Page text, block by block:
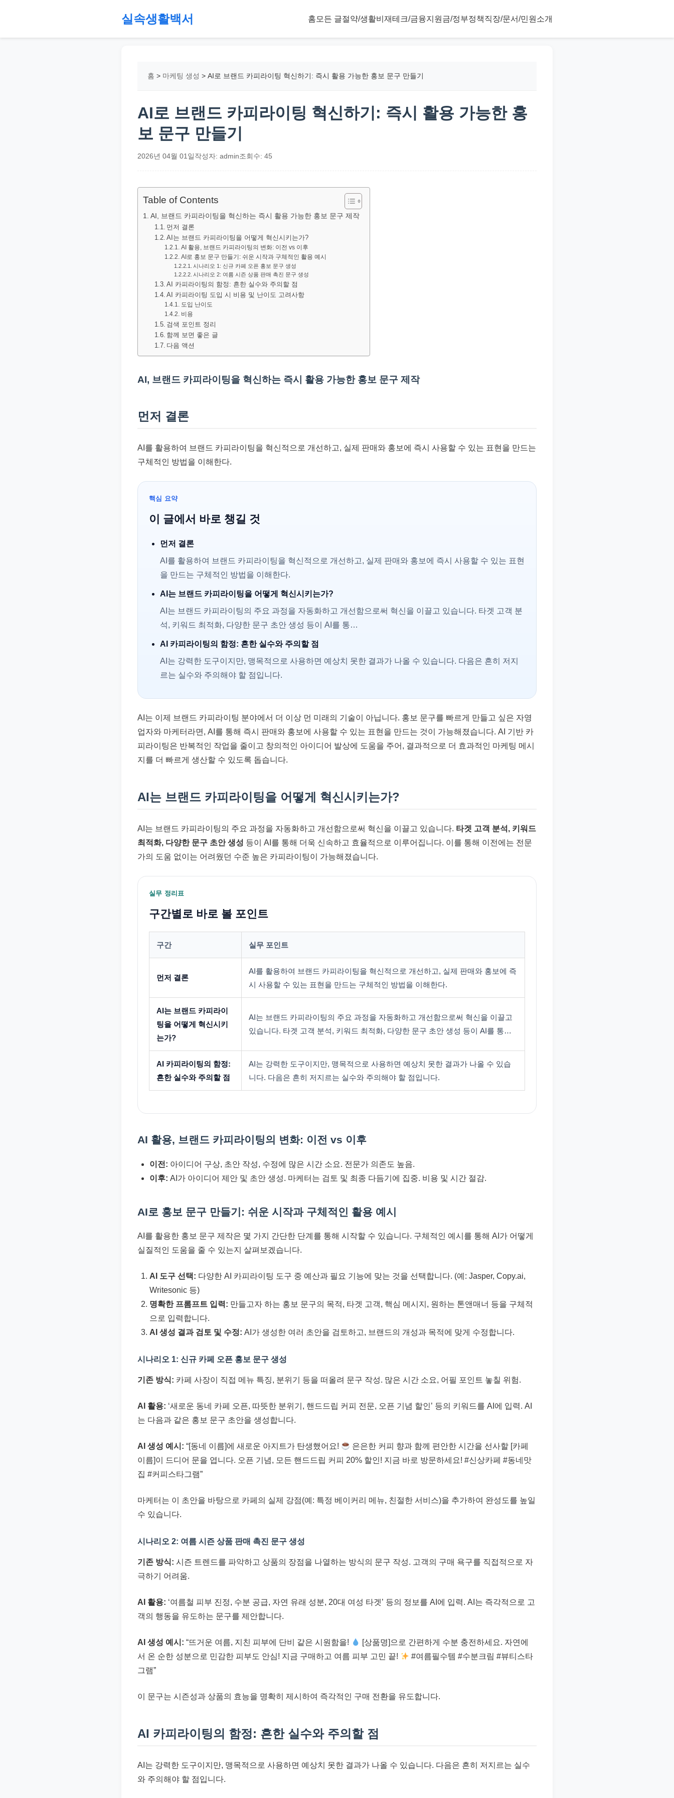
실속생활백서
절
홈 모든 글절약/생활비 재테크/금융지원금/정부정책직장/문서/민원 소개
홈 > 마케팅 생성 > AI로 브랜드 카피라이팅 혁신하기: 즉시 활용 가능한 홍보 문구 만들기
AI로 브랜드 카피라이팅 혁신하기: 즉시 활용 가능한 홍
보 문구 만들기
2026년 04월 01일작성자: admin조회수: 45
Table of Contents
AI, 브랜드 카피라이팅을 혁신하는 즉시 활용 가능한 홍보 문구 제작
먼저 결론
AI는 브랜드 카피라이팅을 어떻게 혁신시키는가?
AI 활용, 브랜드 카피라이팅의 변화: 이전 vs 이후
AI로 홍보 문구 만들기: 쉬운 시작과 구체적인 활용 예시
시나리오 1: 신규 카페 오픈 홍보 문구 생성
시나리오 2: 여름 시즌 상품 판매 촉진 문구 생성
AI 카피라이팅의 함정: 흔한 실수와 주의할 점
AI 카피라이팅 도입 시 비용 및 난이도 고려사항
도입 난이도
비용
검색 포인트 정리
함께 보면 좋은 글
다음 액션
AI, 브랜드 카피라이팅을 혁신하는 즉시 활용 가능한 홍보 문구 제작
먼저 결론
AI를 활용하여 브랜드 카피라이팅을 혁신적으로 개선하고, 실제 판매와 홍보에 즉시 사용할 수 있는 표현을 만드는
구체적인 방법을 이해한다.
핵심 요약
이 글에서 바로 챙길 것
먼저 결론
AI를 활용하여 브랜드 카피라이팅을 혁신적으로 개선하고, 실제 판매와 홍보에 즉시 사용할 수 있는 표현
을 만드는 구체적인 방법을 이해한다.
AI는 브랜드 카피라이팅을 어떻게 혁신시키는가?
AI는 브랜드 카피라이팅의 주요 과정을 자동화하고 개선함으로써 혁신을 이끌고 있습니다. 타겟 고객 분
석, 키워드 최적화, 다양한 문구 초안 생성 등이 AI를 통…
AI 카피라이팅의 함정: 흔한 실수와 주의할 점
AI는 강력한 도구이지만, 맹목적으로 사용하면 예상치 못한 결과가 나올 수 있습니다. 다음은 흔히 저지
르는 실수와 주의해야 할 점입니다.
AI는 이제 브랜드 카피라이팅 분야에서 더 이상 먼 미래의 기술이 아닙니다. 홍보 문구를 빠르게 만들고 싶은 자영
업자와 마케터라면, AI를 통해 즉시 판매와 홍보에 사용할 수 있는 표현을 만드는 것이 가능해졌습니다. AI 기반 카
피라이팅은 반복적인 작업을 줄이고 창의적인 아이디어 발상에 도움을 주어, 결과적으로 더 효과적인 마케팅 메시
지를 더 빠르게 생산할 수 있도록 돕습니다.
AI는 브랜드 카피라이팅을 어떻게 혁신시키는가?
AI는 브랜드 카피라이팅의 주요 과정을 자동화하고 개선함으로써 혁신을 이끌고 있습니다. 타겟 고객 분석, 키워드
최적화, 다양한 문구 초안 생성 등이 AI를 통해 더욱 신속하고 효율적으로 이루어집니다. 이를 통해 이전에는 전문
가의 도움 없이는 어려웠던 수준 높은 카피라이팅이 가능해졌습니다.
실무 정리표
구간별로 바로 볼 포인트
구간 실무 포인트
먼저 결론
AI를 활용하여 브랜드 카피라이팅을 혁신적으로 개선하고, 실제 판매와 홍보에 즉
시 사용할 수 있는 표현을 만드는 구체적인 방법을 이해한다.
AI는 브랜드 카피라이
팅을 어떻게 혁신시키
는가?
AI는 브랜드 카피라이팅의 주요 과정을 자동화하고 개선함으로써 혁신을 이끌고
있습니다. 타겟 고객 분석, 키워드 최적화, 다양한 문구 초안 생성 등이 AI를 통…
AI 카피라이팅의 함정:
흔한 실수와 주의할 점
AI는 강력한 도구이지만, 맹목적으로 사용하면 예상치 못한 결과가 나올 수 있습
니다. 다음은 흔히 저지르는 실수와 주의해야 할 점입니다.
AI 활용, 브랜드 카피라이팅의 변화: 이전 vs 이후
이전: 아이디어 구상, 초안 작성, 수정에 많은 시간 소요. 전문가 의존도 높음.
이후: AI가 아이디어 제안 및 초안 생성. 마케터는 검토 및 최종 다듬기에 집중. 비용 및 시간 절감.
AI로 홍보 문구 만들기: 쉬운 시작과 구체적인 활용 예시
AI를 활용한 홍보 문구 제작은 몇 가지 간단한 단계를 통해 시작할 수 있습니다. 구체적인 예시를 통해 AI가 어떻게
실질적인 도움을 줄 수 있는지 살펴보겠습니다.
AI 도구 선택: 다양한 AI 카피라이팅 도구 중 예산과 필요 기능에 맞는 것을 선택합니다. (예: Jasper, Copy.ai,
Writesonic 등)
명확한 프롬프트 입력: 만들고자 하는 홍보 문구의 목적, 타겟 고객, 핵심 메시지, 원하는 톤앤매너 등을 구체적
으로 입력합니다.
AI 생성 결과 검토 및 수정: AI가 생성한 여러 초안을 검토하고, 브랜드의 개성과 목적에 맞게 수정합니다.
시나리오 1: 신규 카페 오픈 홍보 문구 생성
기존 방식: 카페 사장이 직접 메뉴 특징, 분위기 등을 떠올려 문구 작성. 많은 시간 소요, 어필 포인트 놓칠 위험.
AI 활용: ‘새로운 동네 카페 오픈, 따뜻한 분위기, 핸드드립 커피 전문, 오픈 기념 할인’ 등의 키워드를 AI에 입력. AI
는 다음과 같은 홍보 문구 초안을 생성합니다.
AI 생성 예시: “[동네 이름]에 새로운 아지트가 탄생했어요!
은은한 커피 향과 함께 편안한 시간을 선사할 [카페
이름]이 드디어 문을 엽니다. 오픈 기념, 모든 핸드드립 커피 20% 할인! 지금 바로 방문하세요! #신상카페 #동네맛
집 #커피스타그램”
마케터는 이 초안을 바탕으로 카페의 실제 강점(예: 특정 베이커리 메뉴, 친절한 서비스)을 추가하여 완성도를 높일
수 있습니다.
시나리오 2: 여름 시즌 상품 판매 촉진 문구 생성
기존 방식: 시즌 트렌드를 파악하고 상품의 장점을 나열하는 방식의 문구 작성. 고객의 구매 욕구를 직접적으로 자
극하기 어려움.
AI 활용: ‘여름철 피부 진정, 수분 공급, 자연 유래 성분, 20대 여성 타겟’ 등의 정보를 AI에 입력. AI는 즉각적으로 고
객의 행동을 유도하는 문구를 제안합니다.
AI 생성 예시: “뜨거운 여름, 지친 피부에 단비 같은 시원함을!
[상품명]으로 간편하게 수분 충전하세요. 자연에
서 온 순한 성분으로 민감한 피부도 안심! 지금 구매하고 여름 피부 고민 끝!
#여름필수템 #수분크림 #뷰티스타
그램”
이 문구는 시즌성과 상품의 효능을 명확히 제시하여 즉각적인 구매 전환을 유도합니다.
AI 카피라이팅의 함정: 흔한 실수와 주의할 점
AI는 강력한 도구이지만, 맹목적으로 사용하면 예상치 못한 결과가 나올 수 있습니다. 다음은 흔히 저지르는 실수
와 주의해야 할 점입니다.